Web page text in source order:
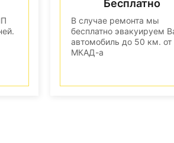
Бесплатно
В случае ремонта мы
бесплатно эвакуируем
автомобиль до 50 км. от
МКАД-а